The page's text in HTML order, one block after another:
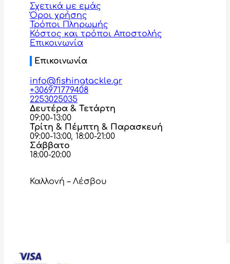
Σχετικά με εμάς
Όροι χρήσης
Τρόποι Πληρωμής
Κόστος και τρόποι Αποστολής
Επικοινωνία
Επικοινωνία
info@fishingtackle.gr
+306971779408
2253025035
Δευτέρα & Τετάρτη
09:00-13:00
Τρίτη & Πέμπτη & Παρασκευή
09:00-13:00, 18:00-21:00
Σάββατο
18:00-20:00
Καλλονή – Λέσβου